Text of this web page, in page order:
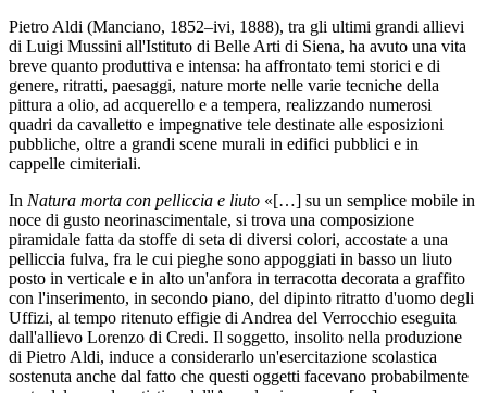
Pietro Aldi (Manciano, 1852–ivi, 1888), tra gli ultimi grandi allievi
di Luigi Mussini all'Istituto di Belle Arti di Siena, ha avuto una vita
breve quanto produttiva e intensa: ha affrontato temi storici e di
genere, ritratti, paesaggi, nature morte nelle varie tecniche della
pittura a olio, ad acquerello e a tempera, realizzando numerosi
quadri da cavalletto e impegnative tele destinate alle esposizioni
pubbliche, oltre a grandi scene murali in edifici pubblici e in
cappelle cimiteriali.
In Natura morta con pelliccia e liuto «[…] su un semplice mobile in
noce di gusto neorinascimentale, si trova una composizione
piramidale fatta da stoffe di seta di diversi colori, accostate a una
pelliccia fulva, fra le cui pieghe sono appoggiati in basso un liuto
posto in verticale e in alto un'anfora in terracotta decorata a graffito
con l'inserimento, in secondo piano, del dipinto ritratto d'uomo degli
Uffizi, al tempo ritenuto effigie di Andrea del Verrocchio eseguita
dall'allievo Lorenzo di Credi. Il soggetto, insolito nella produzione
di Pietro Aldi, induce a considerarlo un'esercitazione scolastica
sostenuta anche dal fatto che questi oggetti facevano probabilmente